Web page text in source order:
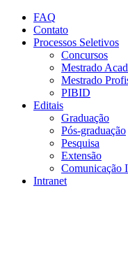
Conteúdo principal
FAQ
Contato
Processos Seletivos
Concursos
Mestrado
Mestrado
PIBID
Editais
Graduação
Pós-graduação
Pesquisa
Extensão
Comunicação
Intranet